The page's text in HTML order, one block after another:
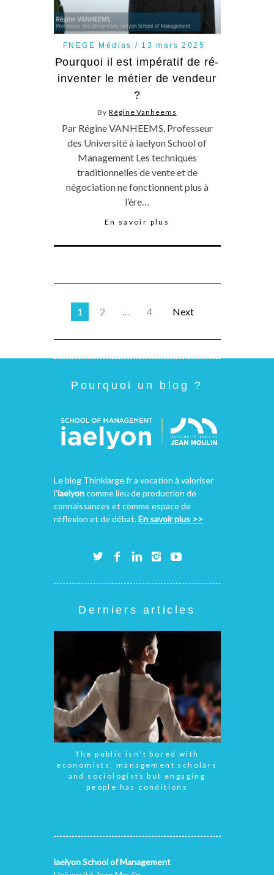
FNEGE Médias 13 mars 2025
Pourquoi il est impératif de ré-
inventer le métier de vendeur
?
ByRégine Vanheems
Par Régine VANHEEMS, Professeur
des Université à iaelyon School of
Management Les techniques
traditionnelles de vente et de
négociation ne fonctionnent plus à
l’ère…
En savoir plus
1 2 … 4 Next
Pourquoi un blog ?
Le blog Thinklarge.fr a vocation à valoriser
l’iaelyoncomme lieu de production de
connaissances et comme espace de
réflexion et de débat.En savoir plus >>
Derniers articles
The public isn’t bored with
economists, management scholars
and sociologists but engaging
people has conditions
iaelyon School of Management